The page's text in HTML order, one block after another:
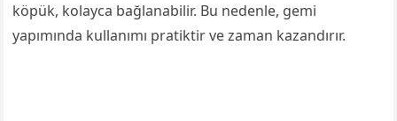
köpük, kolayca bağlanabilir. Bu nedenle, gemi
yapımında kullanımı pratiktir ve zaman kazandırır.